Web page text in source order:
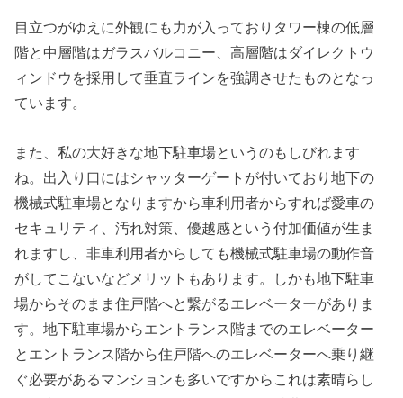
目立つがゆえに外観にも力が入っておりタワー棟の低層
階と中層階はガラスバルコニー、高層階はダイレクトウ
ィンドウを採用して垂直ラインを強調させたものとなっ
ています。
また、私の大好きな地下駐車場というのもしびれます
ね。出入り口にはシャッターゲートが付いており地下の
機械式駐車場となりますから車利用者からすれば愛車の
セキュリティ、汚れ対策、優越感という付加価値が生ま
れますし、非車利用者からしても機械式駐車場の動作音
がしてこないなどメリットもあります。しかも地下駐車
場からそのまま住戸階へと繋がるエレベーターがありま
す。地下駐車場からエントランス階までのエレベーター
とエントランス階から住戸階へのエレベーターへ乗り継
ぐ必要があるマンションも多いですからこれは素晴らし